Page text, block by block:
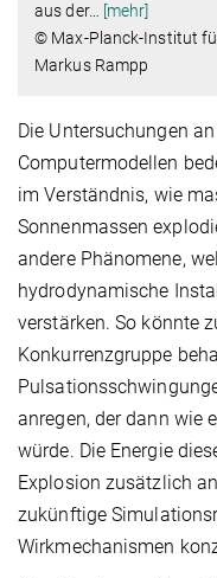
aus der… [mehr]
© Max-Planck-Institut
Markus Rampp
Die Untersuchungen
Computermodellen
im Verständnis, wie
Sonnenmassen
andere Phänomene,
hydrodynamische
verstärken. So könnte
Konkurrenzgruppe
anregen, der dann wie
würde. Die Energie
Explosion zusätzlich
zukünftige
Wirkmechanismen